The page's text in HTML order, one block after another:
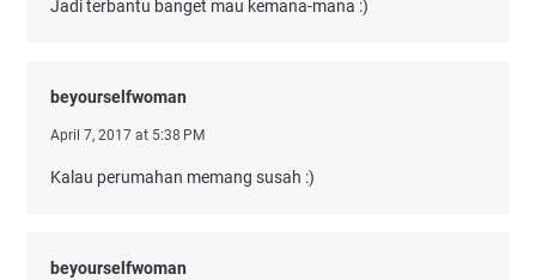
Jadi terbantu banget mau kemana-mana :)
beyourselfwoman
April 7, 2017 at 5:38 PM
Kalau perumahan memang susah :)
beyourselfwoman